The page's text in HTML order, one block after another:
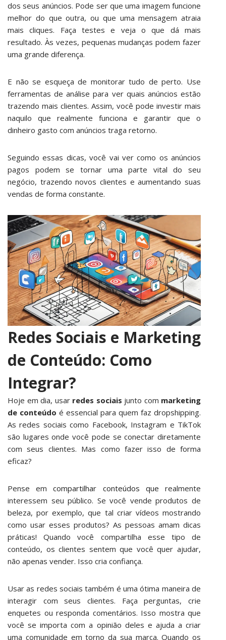
dos seus anúncios. Pode ser que uma imagem funcione
melhor do que outra, ou que uma mensagem atraia
mais cliques. Faça testes e veja o que dá mais
resultado. Às vezes, pequenas mudanças podem fazer
uma grande diferença.
E não se esqueça de monitorar tudo de perto. Use
ferramentas de análise para ver quais anúncios estão
trazendo mais clientes. Assim, você pode investir mais
naquilo que realmente funciona e garantir que o
dinheiro gasto com anúncios traga retorno.
Seguindo essas dicas, você vai ver como os anúncios
pagos podem se tornar uma parte vital do seu
negócio, trazendo novos clientes e aumentando suas
vendas de forma constante.
Redes Sociais e Marketing
de Conteúdo: Como
Integrar?
Hoje em dia, usar redes sociais junto com marketing
de conteúdo é essencial para quem faz dropshipping.
As redes sociais como Facebook, Instagram e TikTok
são lugares onde você pode se conectar diretamente
com seus clientes. Mas como fazer isso de forma
eficaz?
Pense emcompartilhar conteúdos que realmente
interessem seu público. Se você vende produtos de
beleza, por exemplo, que tal criar vídeos mostrando
como usar esses produtos? As pessoas amam dicas
práticas! Quando você compartilha esse tipo de
conteúdo, os clientes sentem que você quer ajudar,
não apenas vender. Isso cria confiança.
Usar as redes sociais também é uma ótima maneira de
interagir com seus clientes. Faça perguntas, crie
enquetes ou responda comentários. Isso mostra que
você se importa com a opinião deles e ajuda a criar
uma comunidade em torno da sua marca. Quando os